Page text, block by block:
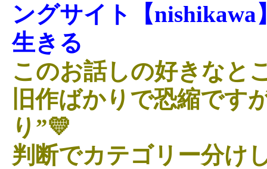
ングサイト【nishikawa
生きる
このお話しの好きなと
旧作ばかりで恐縮です
り”💛
判断でカテゴリー分け